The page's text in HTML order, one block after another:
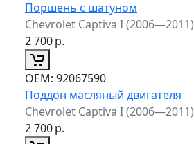
Поршень с шатуном
Chevrolet Captiva I (2006—2011)
2 700р.
ОЕМ: 92067590
Поддон масляный двигателя
Chevrolet Captiva I (2006—2011)
2 700р.